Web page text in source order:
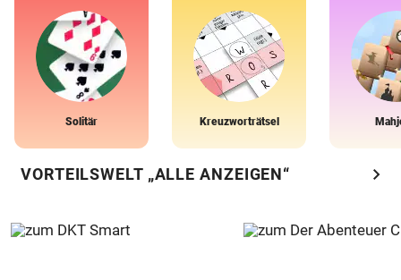
Solitär Kreuzworträtsel
VORTEILSWELT „ALLE ANZEIGEN“ chevron_right